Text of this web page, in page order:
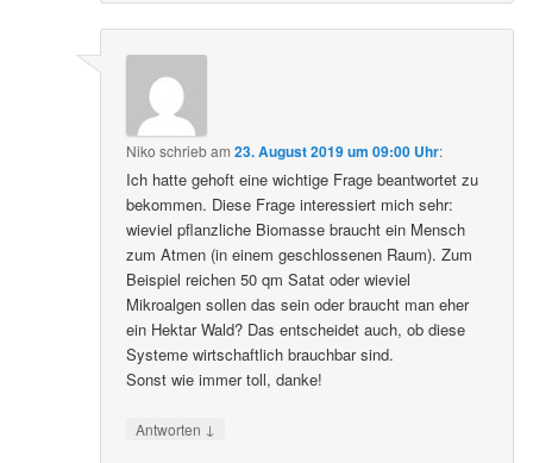
Niko schriebam23. August 2019 um 09:00 Uhr:
Ich hatte gehoft eine wichtige Frage beantwortet zu
bekommen. Diese Frage interessiert mich sehr:
wieviel pflanzliche Biomasse braucht ein Mensch
zum Atmen (in einem geschlossenen Raum). Zum
Beispiel reichen 50 qm Satat oder wieviel
Mikroalgen sollen das sein oder braucht man eher
ein Hektar Wald? Das entscheidet auch, ob diese
Systeme wirtschaftlich brauchbar sind.
Sonst wie immer toll, danke!
Antworten ↓